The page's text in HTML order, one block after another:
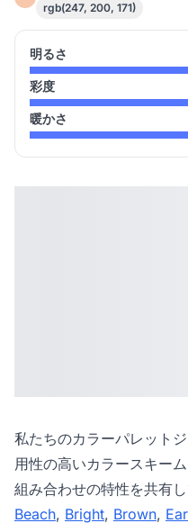
rgb(247, 200, 171)
明るさ
彩度
暖かさ
私たちのカラーパレット
用性の高いカラースキー
組み合わせの特性を共有
Beach, Bright, Brown,